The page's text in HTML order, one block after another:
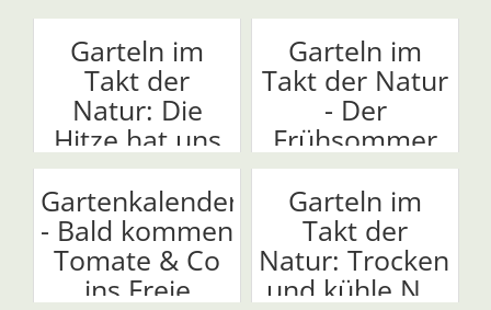
Garteln im
Takt der
Natur: Die
Hitze hat uns
wiede...
Garteln im
Takt der Natur
- Der
Frühsommer
kommt!
Gartenkalender
- Bald kommen
Tomate & Co
ins Freie
Garteln im
Takt der
Natur:
und kühle N...